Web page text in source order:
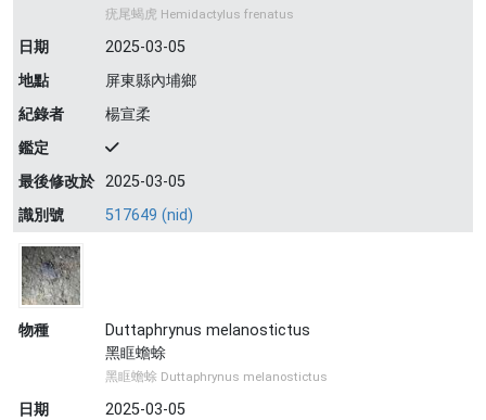
疣尾蝎虎 Hemidactylus frenatus
日期
2025-03-05
地點
屏東縣內埔鄉
紀錄者
楊宣柔
鑑定
最後修改於 2025-03-05
識別號
517649 (nid)
物種
Duttaphrynus melanostictus
黑眶蟾蜍
黑眶蟾蜍 Duttaphrynus melanostictus
日期
2025-03-05